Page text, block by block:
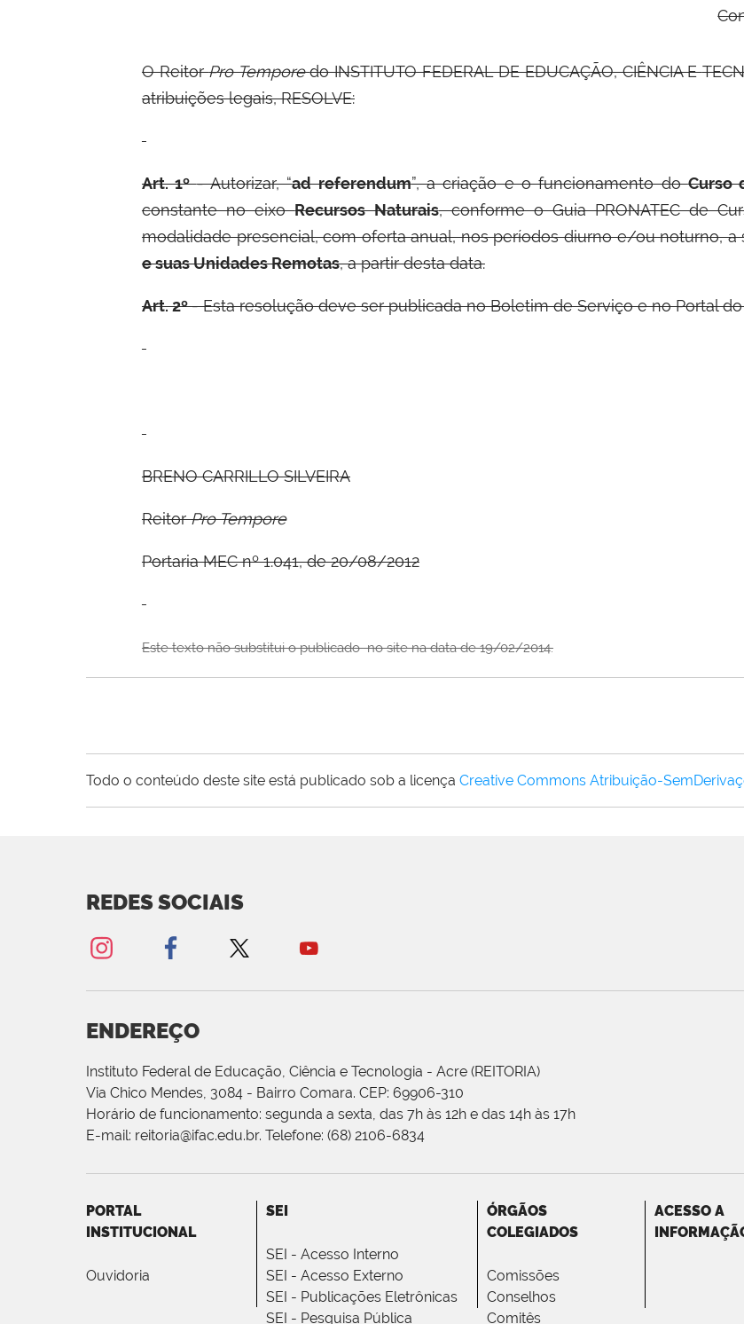
O ReitorPro Temporedo INSTITUTO FEDERAL DE EDUCAÇÃO, CIÊNCIA E
atribuições legais, RESOLVE:
Art. 1º- Autorizar, “ad referendum”, a criação e o funcionamento doCurso
constante no eixoRecursos Naturais, conforme o Guia PRONATEC de
modalidade presencial, com oferta anual, nos períodos diurno e/ou noturno,
e suas Unidades Remotas, a partir desta data.
Art. 2º- Esta resolução deve ser publicada no Boletim de Serviço e no Portal do
BRENOCARRILLOSILVEIRA
ReitorPro Tempore
Portaria MEC nº 1.041, de 20/08/2012
Este texto não substitui o publicadono site na data de 19/02/2014.
Todo o conteúdo deste site está publicado sob a licença Creative Commons Atribuição-
REDES SOCIAIS
ENDEREÇO
Instituto Federal de Educação, Ciência e Tecnologia - Acre (REITORIA)
Via Chico Mendes, 3084 - Bairro Comara. CEP: 69906-310
Horário de funcionamento: segunda a sexta, das 7h às 12h e das 14h às 17h
E-mail: reitoria@ifac.edu.br. Telefone: (68) 2106-6834
PORTAL
INSTITUCIONAL
Ouvidoria
SEI
SEI - Acesso Interno
SEI - Acesso Externo
SEI - Publicações Eletrônicas
SEI - Pesquisa Pública
ÓRGÃOS
COLEGIADOS
Comissões
Conselhos
Comitês
ACESSO A